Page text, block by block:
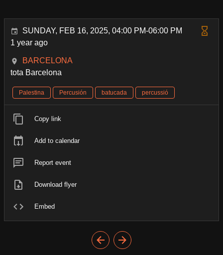
SUNDAY, FEB 16, 2025, 04:00 PM-06:00 PM
1 year ago
BARCELONA
tota Barcelona
Palestina Percusión batucada percussió
Copy link
Add to calendar
Report event
Download flyer
Embed